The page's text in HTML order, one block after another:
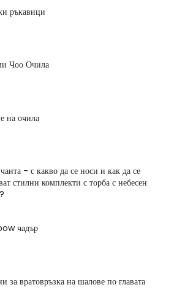
ръкавици
Чоо Очила
на очила
- с какво да се носи и как да се
стилни комплекти с торба с небесен
чадър
за вратовръзка на шалове по главата